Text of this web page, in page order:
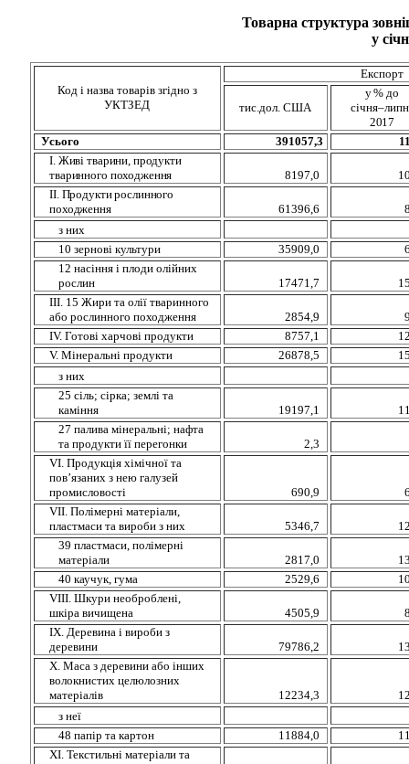
Товарна структура
у
Код і назва товарів згідно з
УКТЗЕД
Експорт
тис.дол. США
у % до
2017
Усього
391057,3
І. Живі тварини, продукти
тваринного походження
8197,0
ІІ. Продукти рослинного
походження
61396,6
з них
10 зернові культури
35909,0
12 насiння і плоди олійних
рослин
17471,7
ІІІ. 15 Жири та олії тваринного
або рослинного походження
2854,9
ІV. Готові харчові продукти
8757,1
V. Мінеральні продукти
26878,5
з них
25 сіль; сірка; землі та
каміння
19197,1
27 палива мінеральні; нафта
та продукти її перегонки
2,3
VІ. Продукція хімічної та
пов’язаних з нею галузей
промисловості
690,9
VІІ. Полімерні матеріали,
пластмаси та вироби з них
5346,7
39 пластмаси, полімерні
матеріали
2817,0
40 каучук, гума
2529,6
VIII. Шкури необроблені,
шкіра вичищена
4505,9
ІХ. Деревина і вироби з
деревини
79786,2
Х. Маса з деревини або інших
волокнистих целюлозних
матеріалів
12234,3
з неї
48 папір та картон
11884,0
ХІ. Текстильні матеріали та